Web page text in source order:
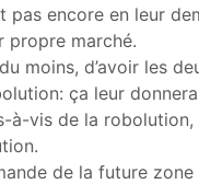
pas encore en leur
propre marché.
moins, d’avoir les
ça leur
à-vis de la
de la future zone